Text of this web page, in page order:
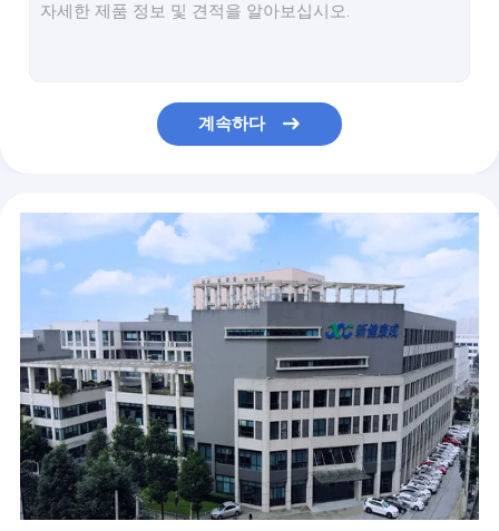
혈액 임신 급속한 시험 지구, 4-12 분 Hcg 장비 시험
TUV 정량적 Covid 19 신속한 테스트 키트 5 또는 25 또는 50 PC/상자
1pc 가정 항체 시험 장비, 세륨 15Mins Covid 19 시험 카세트
가족을 위한 1pc 비강 면봉 코비드-19 타액 항원 빠른 테스트 키트
계속하다